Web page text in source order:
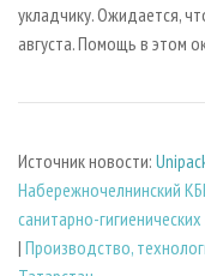
укладчику. Ожидается,
августа. Помощь в этом
Источник новости:
Набережночелнинский
санитарно-
| Производство,